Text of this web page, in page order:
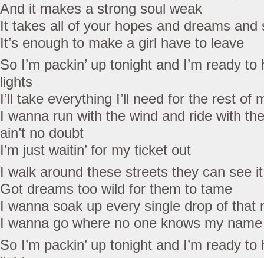
And it makes a strong soul weak
It takes all of your hopes and dreams
It’s enough to make a girl have to leave
So I’m packin’ up tonight and I’m ready to
lights
I’ll take everything I’ll need for the rest of
I wanna run with the wind and ride with
ain’t no doubt
I’m just waitin’ for my ticket out
I walk around these streets they can see
Got dreams too wild for them to tame
I wanna soak up every single drop of that
I wanna go where no one knows my name
So I’m packin’ up tonight and I’m ready to